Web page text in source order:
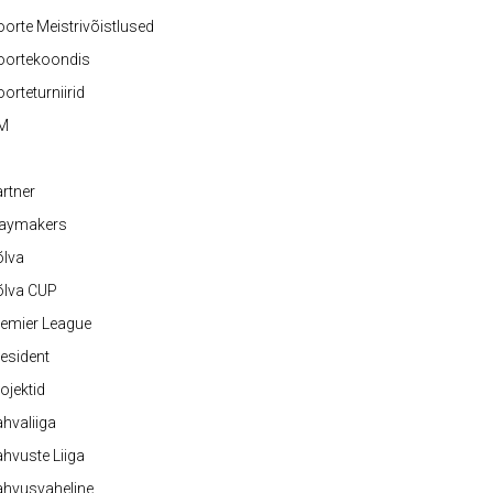
Meistrivõistlused
CUP
League
Liiga